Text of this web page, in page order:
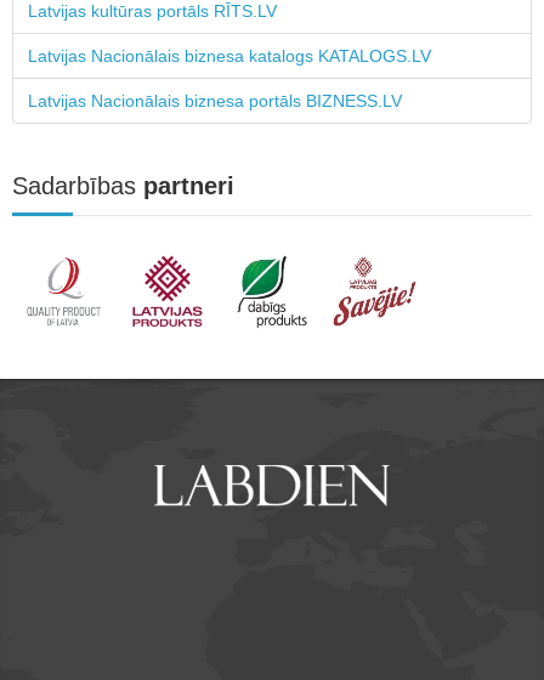
Latvijas kultūras portāls RĪTS.LV
Latvijas Nacionālais biznesa katalogs KATALOGS.LV
Latvijas Nacionālais biznesa portāls BIZNESS.LV
Sadarbības partneri